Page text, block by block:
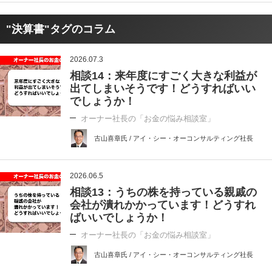
"決算書"タグのコラム
2026.07.3
相談14：来年度にすごく大きな利益が
出てしまいそうです！どうすればいい
でしょうか！
オーナー社長の「お金の悩み相談室」
古山喜章氏 / アイ・シー・オーコンサルティング社長
2026.06.5
相談13：うちの株を持っている親戚の
会社が潰れかかっています！どうすれ
ばいいでしょうか！
オーナー社長の「お金の悩み相談室」
古山喜章氏 / アイ・シー・オーコンサルティング社長